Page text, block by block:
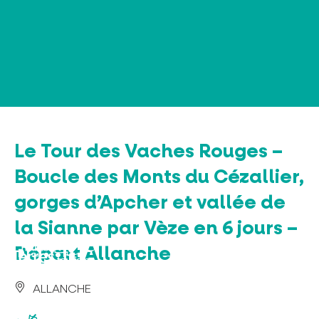
Le Tour des Vaches Rouges –
Boucle des Monts du Cézallier,
gorges d’Apcher et vallée de
la Sianne par Vèze en 6 jours –
Départ Allanche
ALLANCHE